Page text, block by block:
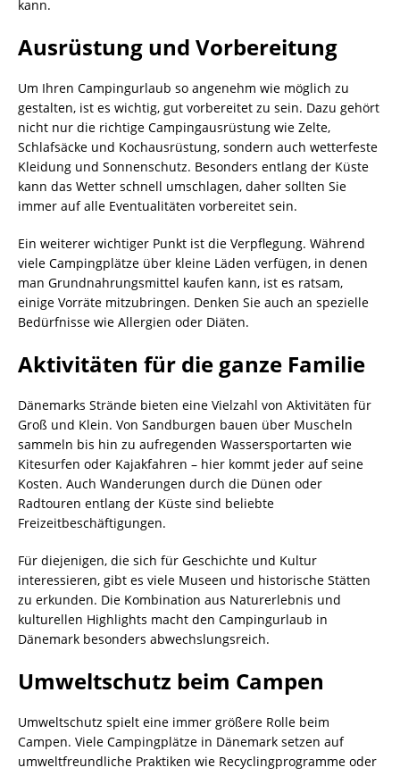
kann.
Ausrüstung und Vorbereitung
Um Ihren Campingurlaub so angenehm wie möglich zu
gestalten, ist es wichtig, gut vorbereitet zu sein. Dazu gehört
nicht nur die richtige Campingausrüstung wie Zelte,
Schlafsäcke und Kochausrüstung, sondern auch wetterfeste
Kleidung und Sonnenschutz. Besonders entlang der Küste
kann das Wetter schnell umschlagen, daher sollten Sie
immer auf alle Eventualitäten vorbereitet sein.
Ein weiterer wichtiger Punkt ist die Verpflegung. Während
viele Campingplätze über kleine Läden verfügen, in denen
man Grundnahrungsmittel kaufen kann, ist es ratsam,
einige Vorräte mitzubringen. Denken Sie auch an spezielle
Bedürfnisse wie Allergien oder Diäten.
Aktivitäten für die ganze Familie
Dänemarks Strände bieten eine Vielzahl von Aktivitäten für
Groß und Klein. Von Sandburgen bauen über Muscheln
sammeln bis hin zu aufregenden Wassersportarten wie
Kitesurfen oder Kajakfahren – hier kommt jeder auf seine
Kosten. Auch Wanderungen durch die Dünen oder
Radtouren entlang der Küste sind beliebte
Freizeitbeschäftigungen.
Für diejenigen, die sich für Geschichte und Kultur
interessieren, gibt es viele Museen und historische Stätten
zu erkunden. Die Kombination aus Naturerlebnis und
kulturellen Highlights macht den Campingurlaub in
Dänemark besonders abwechslungsreich.
Umweltschutz beim Campen
Umweltschutz spielt eine immer größere Rolle beim
Campen. Viele Campingplätze in Dänemark setzen auf
umweltfreundliche Praktiken wie Recyclingprogramme oder